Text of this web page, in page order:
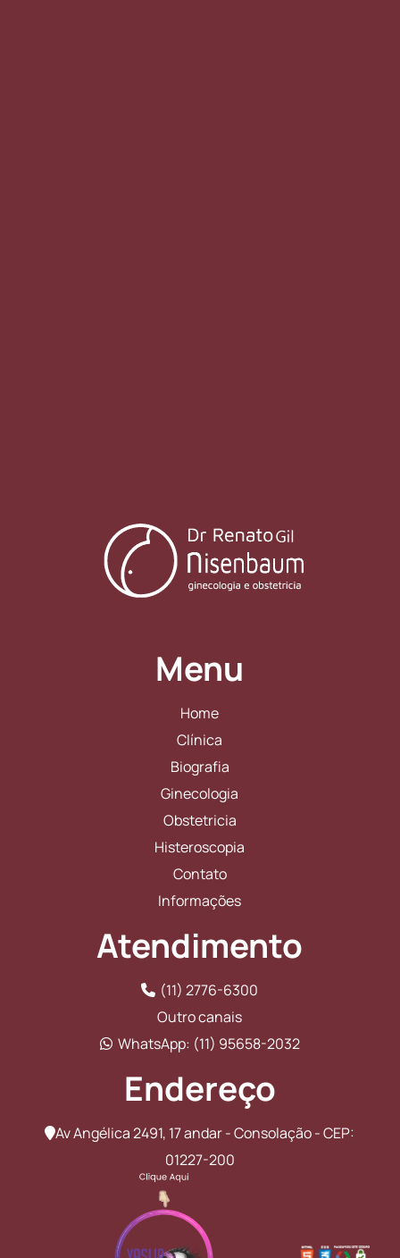
Menu
Home
Clínica
Biografia
Ginecologia
Obstetricia
Histeroscopia
Contato
Informações
Atendimento
(11) 2776-6300
Outro canais
WhatsApp: (11) 95658-2032
Endereço
Av Angélica 2491, 17 andar - Consolação - CEP:
01227-200